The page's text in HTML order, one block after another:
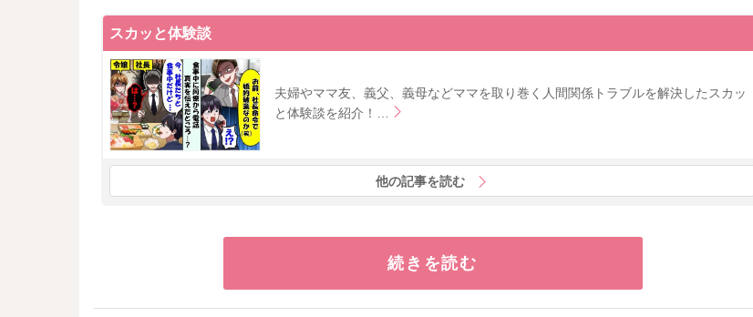
スカッと体験談
夫婦やママ友、義父、義母などママを取り巻く人間関係トラブルを解決したスカッ
と体験談を紹介！…
他の記事を読む
続きを読む